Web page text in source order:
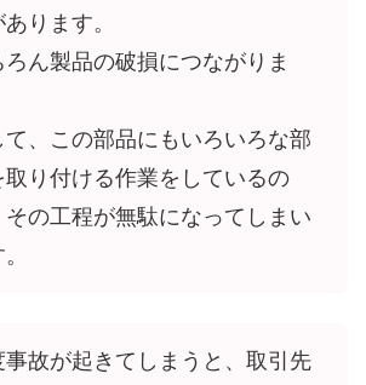
ります。
ろん製品の破損につながりま
て、この部品にもいろいろな部
取り付ける作業をしているの
その工程が無駄になってしまい
事故が起きてしまうと、取引先